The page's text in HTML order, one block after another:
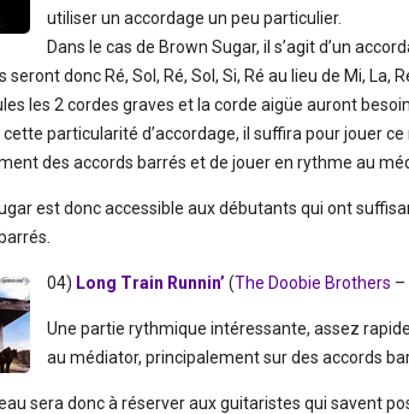
utiliser un accordage un peu particulier.
Dans le cas de Brown Sugar, il s’agit d’un
seront donc Ré, Sol, Ré, Sol, Si, Ré au lieu de Mi, La,
les 2 cordes graves et la corde aigüe auront
cette particularité d’accordage, il suffira pour jouer
des accords barrés et de jouer en rythme au
est donc accessible aux débutants qui ont
04) Long Train Runnin’ (The Doobie Brothers –
Une partie rythmique intéressante, assez
au médiator, principalement sur des accords
sera donc à réserver aux guitaristes qui savent